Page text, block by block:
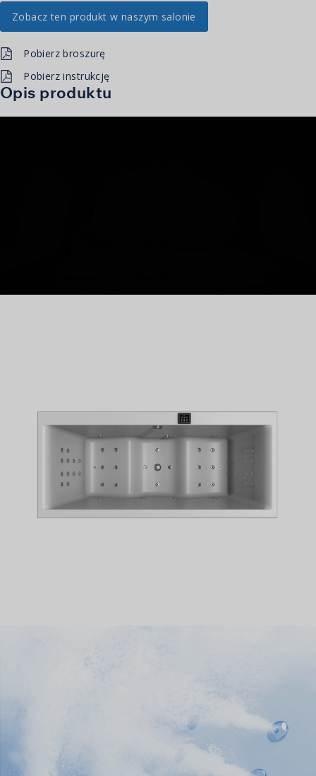
Zobacz ten produkt w naszym salonie
Pobierz broszurę
Pobierz instrukcję
Opis produktu